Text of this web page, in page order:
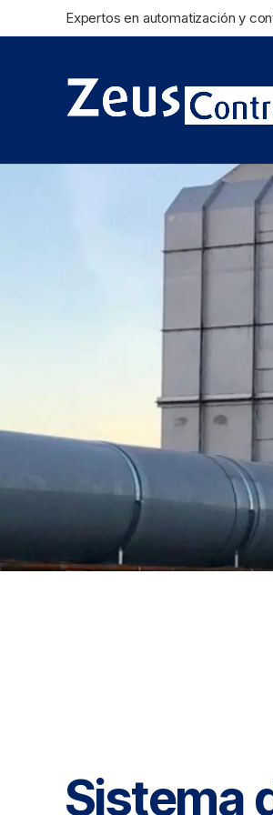
Expertos en automatización y
Sistema